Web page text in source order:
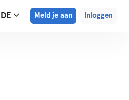
DE Meld je aan Inloggen